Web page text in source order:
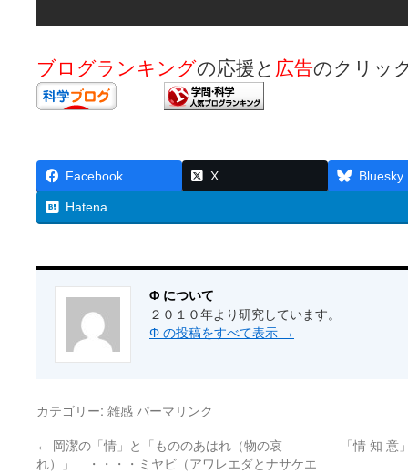
ブログランキングの応援と 広告のクリッ
Facebook X Bluesky
Hatena
Φ について
２０１０年より研究しています。
Φ の投稿をすべて表示 →
カテゴリー: 雑感 パーマリンク
← 岡潔の「情」と「もののあはれ（物の哀
れ）」 ・・・・ミヤビ（アワレエダとナサケエ
「情 知